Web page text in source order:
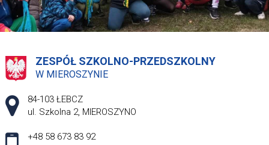
ZESPÓŁ SZKOLNO-PRZEDSZKOLNY
W MIEROSZYNIE
Adres pocztowy:
84-103 ŁEBCZ
ul. Szkolna 2, MIEROSZYNO
+48 58 673 83 92